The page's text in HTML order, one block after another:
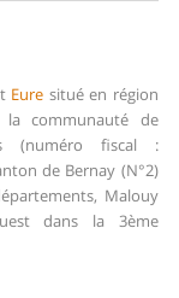
Eure situé en région
la communauté de
(numéro fiscal :
de Bernay (N°2)
Malouy
dans la 3ème